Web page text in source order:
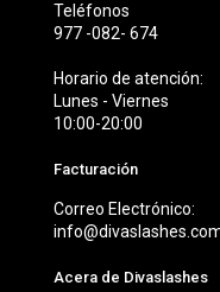
Teléfonos
977 -082- 674
Horario de atención:
Lunes - Viernes
10:00-20:00
Facturación
Correo Electrónico:
Acera de Divaslashes